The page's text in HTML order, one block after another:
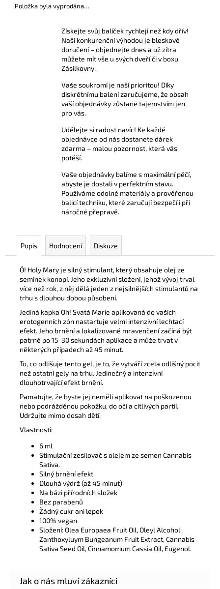
Položka byla vyprodána…
Získejte svůj balíček rychleji než kdy dřív!
Naší konkurenční výhodou je bleskové
doručení – objednejte dnes a už zítra
můžete mít vše u svých dveří či v boxu
Zásilkovny.
Vaše soukromí je naší prioritou! Díky
diskrétnímu balení zaručujeme, že obsah
vaší objednávky zůstane tajemstvím jen
pro vás.
Udělejte si radost navíc! Ke každé
objednávce od nás dostanete dárek
zdarma – malou pozornost, která vás
potěší.
Vaše objednávky balíme s maximální péčí,
abyste je dostali v perfektním stavu.
Používáme odolné materiály a prověřenou
balicí techniku, které zaručují bezpečí i při
náročné přepravě.
Popis Hodnocení Diskuze
Ó! Holy Mary je silný stimulant, který obsahuje olej ze
semínek konopí. Jeho exkluzivní složení, jehož vývoj trval
více než rok, z něj dělá jeden z nejsilnějších stimulantů na
trhu s dlouhou dobou působení.
Jediná kapka Oh! Svatá Marie aplikovaná do vašich
erotogenních zón nastartuje velmi intenzivní lechtací
efekt. Jeho brnění a lokalizované mravenčení začíná být
patrné po 15-30 sekundách aplikace a může trvat v
některých případech až 45 minut.
To, co odlišuje tento gel, je to, že vytváří zcela odlišný pocit
než ostatní gely na trhu. Jedinečný a intenzivní
dlouhotrvající efekt brnění.
Pamatujte, že byste jej neměli aplikovat na poškozenou
nebo podrážděnou pokožku, do očí a citlivých partií.
Udržujte mimo dosah dětí.
Vlastnosti:
6 ml
Stimulační zesilovač s olejem ze semen Cannabis
Sativa.
Silný brnění efekt
Dlouhá výdrž (až 45 minut)
Na bázi přírodních složek
Bez parabenů
Žádný cukr ani lepek
100% vegan
Složení: Olea Europaea Fruit Oil, Oleyl Alcohol,
Zanthoxyluym Bungeanum Fruit Extract, Cannabis
Sativa Seed Oil, Cinnamomum Cassia Oil, Eugenol.
AMYL